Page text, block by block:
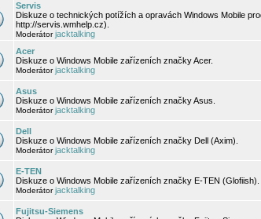
Servis
Diskuze o technických potížích a opravách Windows Mobile
http://servis.wmhelp.cz).
Moderátorjacktalking
Acer
Diskuze o Windows Mobile zařízeních značky Acer.
Moderátorjacktalking
Asus
Diskuze o Windows Mobile zařízeních značky Asus.
Moderátorjacktalking
Dell
Diskuze o Windows Mobile zařízeních značky Dell (Axim).
Moderátorjacktalking
E-TEN
Diskuze o Windows Mobile zařízeních značky E-TEN (Glofiish).
Moderátorjacktalking
Fujitsu-Siemens